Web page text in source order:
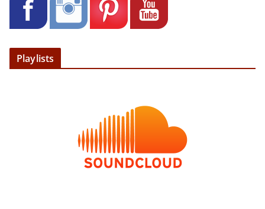
Playlists